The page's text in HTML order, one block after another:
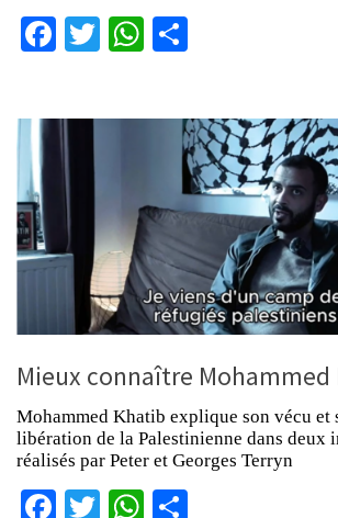
Facebook
TwitterWhatsApp
Mieux connaître
Mohammed Khatib explique son vécu et
libération de la Palestinienne dans deux
réalisés par Peter et Georges Terryn
Facebook
TwitterWhatsApp